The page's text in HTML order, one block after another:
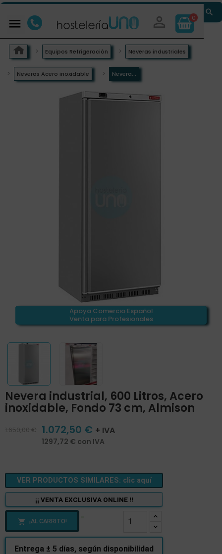
  0

Equipos Refrigeración Neveras industriales
Neveras Acero inoxidable Nevera...
Apoya Comercio Español
Venta para Profesionales
Nevera industrial, 600 Litros, Acero
inoxidable, Fondo 73 cm, Almison
1.650,00 € 1.072,50 € + IVA
1297,72 € con IVA
VER PRODUCTOS SIMILARES: clic aquí
¡¡ VENTA EXCLUSIVA ONLINE !!
 ¡AL CARRITO!
Entrega ± 5 días, según disponibilidad